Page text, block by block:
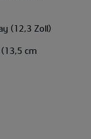
(12,3 Zoll)
cm